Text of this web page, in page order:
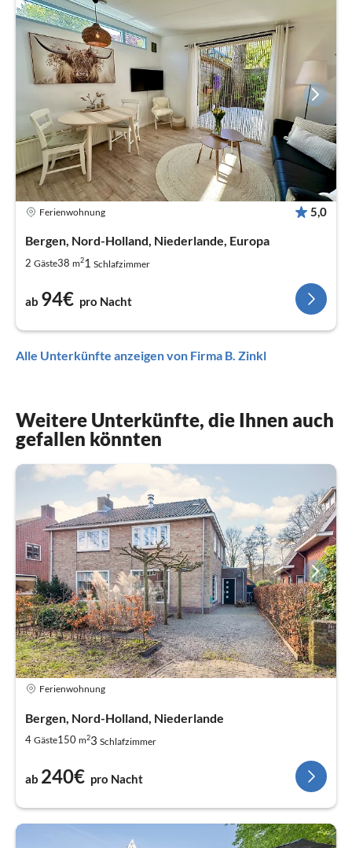
Ferienwohnung 5,0
Bergen, Nord-Holland, Niederlande, Europa
2 Gäste38 m21 Schlafzimmer
ab 94€ pro Nacht
Alle Unterkünfte anzeigen von Firma B. Zinkl
Weitere Unterkünfte, die Ihnen auch
gefallen könnten
Ferienwohnung
Bergen, Nord-Holland, Niederlande
4 Gäste150 m23 Schlafzimmer
ab 240€ pro Nacht